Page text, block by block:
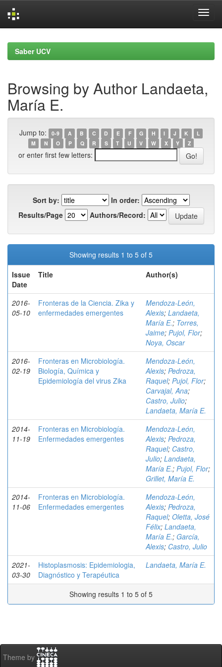
navigationSaber UCV
Browsing by Author Landaeta,
María E.
Jump to: 0-9 A B C D E F G H I J K
L
M
N O P Q R S T U V W X Y Z
or enter first few letters:
Sort by:
In order:
Results/Page
Authors/Record:
Showing results 1 to 5 of 5
Issue
Date
Title Author(s)
2016-
05-10
Fronteras de la Ciencia. Zika y
enfermedades emergentes
Mendoza-León,
Alexis; Landaeta,
María E.; Torres,
Jaime; Pujol, Flor;
Noya, Oscar
2016-
02-19
Fronteras en Microbiología.
Biología, Química y
Epidemiología del virus Zika
Mendoza-León,
Alexis; Pedroza,
Raquel; Pujol, Flor;
Carvajal, Ana;
Castro, Julio;
Landaeta, María E.
2014-
11-19
Fronteras en Microbiología.
Enfermedades emergentes
Mendoza-León,
Alexis; Pedroza,
Raquel; Castro,
Julio; Landaeta,
María E.; Pujol, Flor;
Grillet, María E.
2014-
11-06
Fronteras en Microbiología.
Enfermedades emergentes
Mendoza-León,
Alexis; Pedroza,
Raquel; Oletta, José
Félix; Landaeta,
María E.; García,
Alexis; Castro, Julio
2021-
03-30
Histoplasmosis: Epidemiologia,
Diagnóstico y Terapéutica
Landaeta, María E.
Showing results 1 to 5 of 5
Theme by